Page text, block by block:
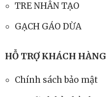
TRE NHÂN TẠO
GẠCH GÁO DỪA
HỖ TRỢ KHÁCH HÀNG
Chính sách bảo mật